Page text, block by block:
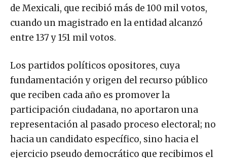
de Mexicali, que recibió más de 100 mil votos,
cuando un magistrado en la entidad alcanzó
entre 137 y 151 mil votos.
Los partidos políticos opositores, cuya
fundamentación y origen del recurso público
que reciben cada año es promover la
participación ciudadana, no aportaron una
representación al pasado proceso electoral; no
hacia un candidato específico, sino hacia el
ejercicio pseudo democrático que recibimos el